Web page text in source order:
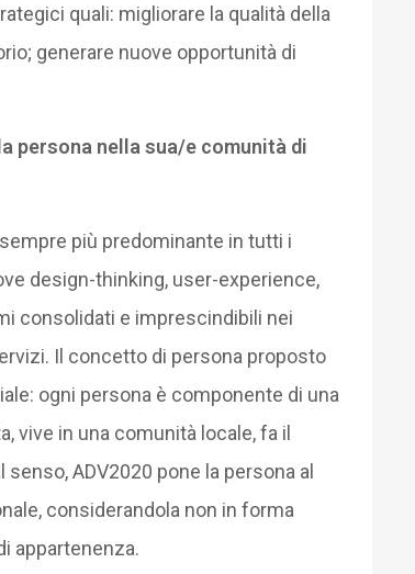
quali: migliorare la qualità della
generare nuove opportunità di
persona nella sua/e comunità di
più predominante in tutti i
design-thinking, user-experience,
consolidati e imprescindibili nei
Il concetto di persona proposto
ogni persona è componente di una
vive in una comunità locale, fa il
ADV2020 pone la persona al
considerandola non in forma
appartenenza.